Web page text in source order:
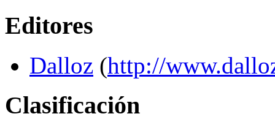
Editores
Dalloz (http://
Clasificación